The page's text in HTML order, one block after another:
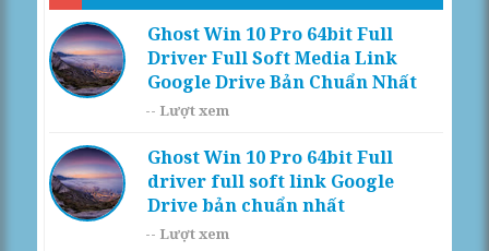
Ghost Win 10 Pro 64bit Full
Driver Full Soft Media Link
Google Drive Bản Chuẩn Nhất
-- Lượt xem
Ghost Win 10 Pro 64bit Full
driver full soft link Google
Drive bản chuẩn nhất
-- Lượt xem